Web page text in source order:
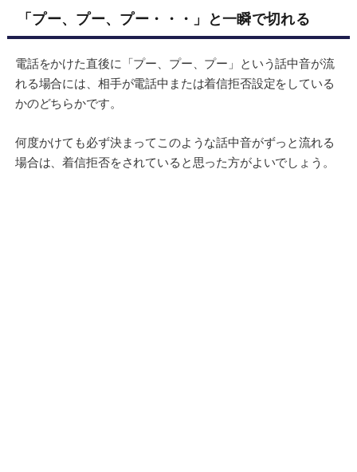
「プー、プー、プー・・・」と一瞬で切れる
電話をかけた直後に「プー、プー、プー」という話中音が流
れる場合には、相手が電話中または着信拒否設定をしている
かのどちらかです。
何度かけても必ず決まってこのような話中音がずっと流れる
場合は、着信拒否をされていると思った方がよいでしょう。